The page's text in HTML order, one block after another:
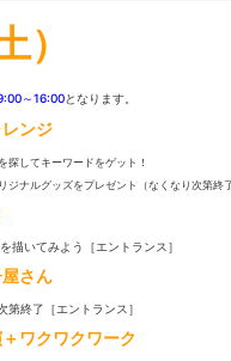
）
～16:00となります。
ンジ
探してキーワードをゲット！
ジナルグッズをプレゼント（なくなり次第終了
描いてみよう［エントランス］
さん
第終了［エントランス］
ワクワクワーク